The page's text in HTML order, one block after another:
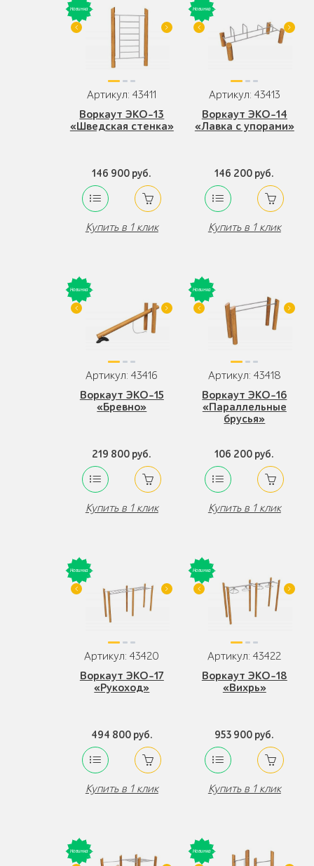
Артикул: 43411
Воркаут ЭКО-13
«Шведская стенка»
146 900 руб.
Купить в 1 клик
Артикул: 43413
Воркаут ЭКО-14
«Лавка с упорами»
146 200 руб.
Купить в 1 клик
Артикул: 43416
Воркаут ЭКО-15
«Бревно»
219 800 руб.
Купить в 1 клик
Артикул: 43418
Воркаут ЭКО-16
«Параллельные
брусья»
106 200 руб.
Купить в 1 клик
Артикул: 43420
Воркаут ЭКО-17
«Рукоход»
494 800 руб.
Купить в 1 клик
Артикул: 43422
Воркаут ЭКО-18
«Вихрь»
953 900 руб.
Купить в 1 клик